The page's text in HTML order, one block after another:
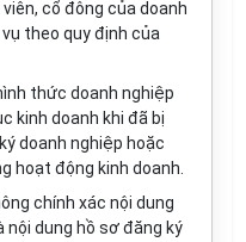
cổ đông của doanh
theo quy định của
thức doanh nghiệp
kinh doanh khi đã bị
doanh nghiệp hoặc
hoạt động kinh doanh.
chính xác nội dung
nội dung hồ sơ đăng ký